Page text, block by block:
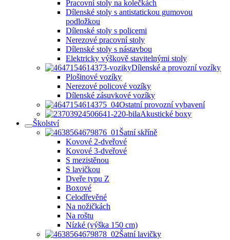
Pracovní stoly na kolečkách
Dílenské stoly s antistatickou gumovou
podložkou
Dílenské stoly s policemi
Nerezové pracovní stoly
Dílenské stoly s nástavbou
Elektricky výškově stavitelnými stoly
Dílenské a provozní vozíky
Plošinové vozíky
Nerezové policové vozíky
Dílenské zásuvkové vozíky
Ostatní provozní vybavení
Akustické boxy
Školství
Šatní skříně
Kovové 2-dveřové
Kovové 3-dveřové
S mezistěnou
S lavičkou
Dveře typu Z
Boxové
Celodřevěné
Na nožičkách
Na roštu
Nízké (výška 150 cm)
Šatní lavičky